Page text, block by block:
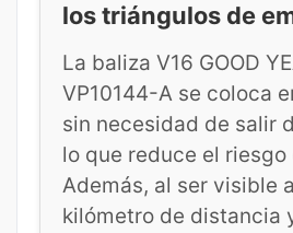
los triángulos de
La baliza V16 GOOD
VP10144-A se coloca
sin necesidad de salir
lo que reduce el
Además, al ser visible
kilómetro de distancia